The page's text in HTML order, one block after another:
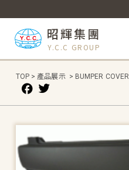
昭輝集團
Y.C.C GROUP
TOP > 產品展示 > BUMPER COVER